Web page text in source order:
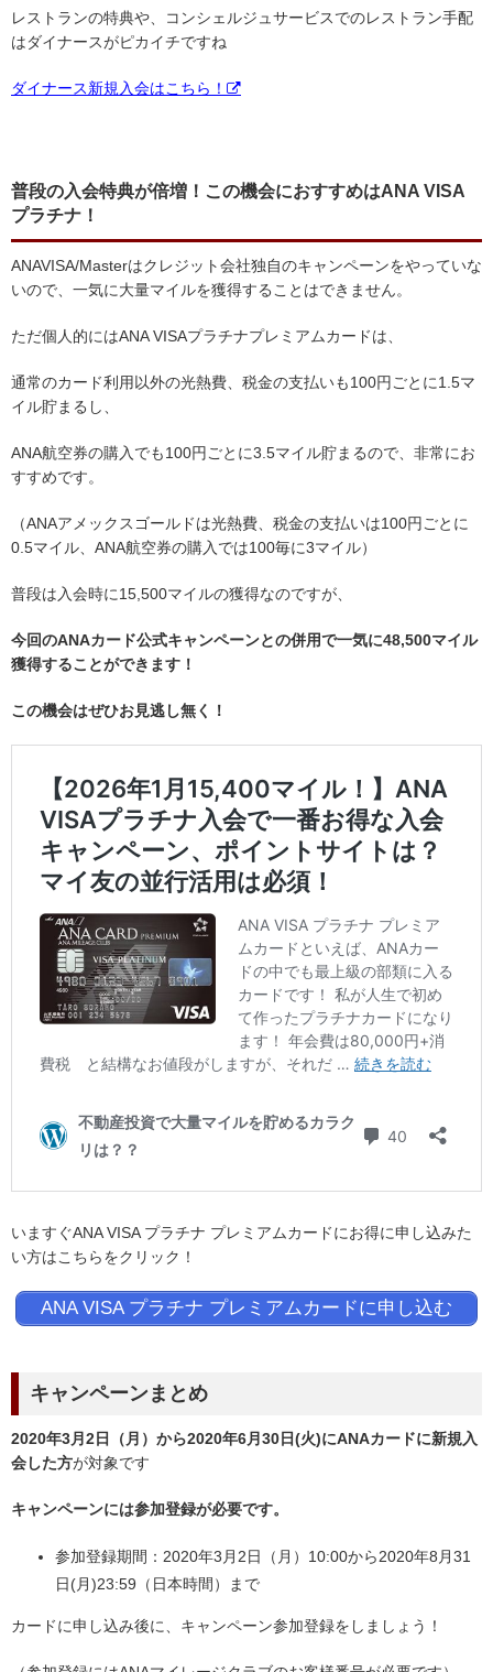
レストランの特典や、コンシェルジュサービスでのレストラン手配
はダイナースがピカイチですね
ダイナース新規入会はこちら！
普段の入会特典が倍増！この機会におすすめはANA VISA
プラチナ！
ANAVISA/Masterはクレジット会社独自のキャンペーンをやっていな
いので、一気に大量マイルを獲得することはできません。
ただ個人的にはANA VISAプラチナプレミアムカードは、
通常のカード利用以外の光熱費、税金の支払いも100円ごとに1.5マ
イル貯まるし、
ANA航空券の購入でも100円ごとに3.5マイル貯まるので、非常にお
すすめです。
（ANAアメックスゴールドは光熱費、税金の支払いは100円ごとに
0.5マイル、ANA航空券の購入では100毎に3マイル）
普段は入会時に15,500マイルの獲得なのですが、
今回のANAカード公式キャンペーンとの併用で一気に48,500マイル
獲得することができます！
この機会はぜひお見逃し無く！
いますぐANA VISA プラチナ プレミアムカードにお得に申し込みた
い方はこちらをクリック！
ANA VISA プラチナ プレミアムカードに申し込む
キャンペーンまとめ
2020年3月2日（月）から2020年6月30日(火)にANAカードに新規入
会した方が対象です
キャンペーンには参加登録が必要です。
参加登録期間：2020年3月2日（月）10:00から2020年8月31
日(月)23:59（日本時間）まで
カードに申し込み後に、キャンペーン参加登録をしましょう！